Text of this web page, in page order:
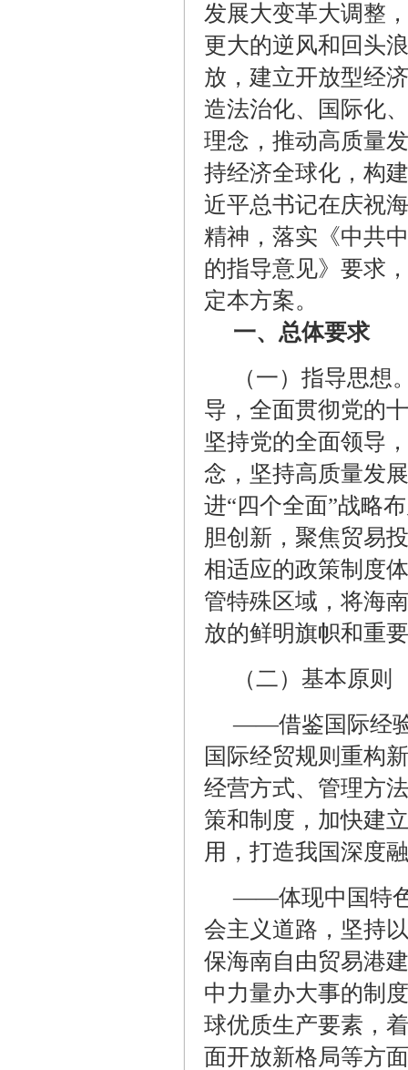
发展大变革大调整
更大的逆风和回头
放，建立开放型经
造法治化、国际化
理念，推动高质量
持经济全球化，构
近平总书记在庆祝
精神，落实《中共
的指导意见》要求
定本方案。
一、总体要求
（一）指导思
导，全面贯彻党的
坚持党的全面领导
念，坚持高质量发
进“四个全面”战略
胆创新，聚焦贸易
相适应的政策制度
管特殊区域，将海
放的鲜明旗帜和重
（二）基本原则
——借鉴国际经
国际经贸规则重构
经营方式、管理方
策和制度，加快建
用，打造我国深度
——体现中国特
会主义道路，坚持
保海南自由贸易港
中力量办大事的制
球优质生产要素，
面开放新格局等方